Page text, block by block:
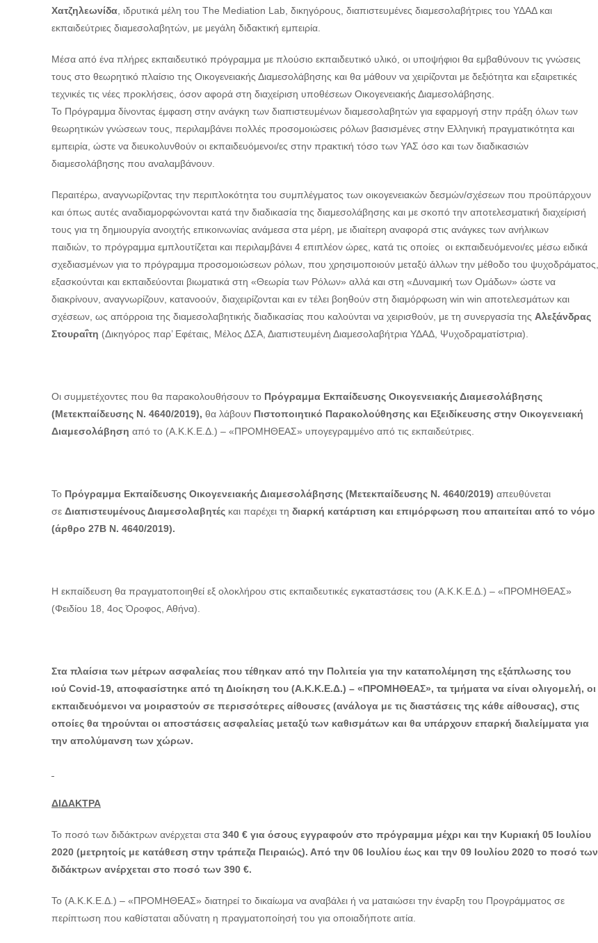
Χατζηλεωνίδα , ιδρυτικά μέλη του The Mediation Lab , δικηγόρους, διαπιστευμένες διαμεσολαβήτριες του ΥΔΑΔ και
εκπαιδεύτριες διαμεσολαβητών, με μεγάλη διδακτική εμπειρία.
Μέσα από ένα πλήρες εκπαιδευτικό πρόγραμμα με πλούσιο εκπαιδευτικό υλικό, οι υποψήφιοι θα εμβαθύνουν τις γνώσεις
τους στο θεωρητικό πλαίσιο της Οικογενειακής Διαμεσολάβησης και θα μάθουν να χειρίζονται με δεξιότητα και εξαιρετικές
τεχνικές τις νέες προκλήσεις, όσον αφορά στη διαχείριση υποθέσεων Οικογενειακής Διαμεσολάβησης.
Το Πρόγραμμα δίνοντας έμφαση στην ανάγκη των διαπιστευμένων διαμεσολαβητών για εφαρμογή στην πράξη όλων των
θεωρητικών γνώσεων τους, περιλαμβάνει πολλές προσομοιώσεις ρόλων βασισμένες στην Ελληνική πραγματικότητα και
εμπειρία, ώστε να διευκολυνθούν οι εκπαιδευόμενοι/ες στην πρακτική τόσο των ΥΑΣ όσο και των διαδικασιών
διαμεσολάβησης που αναλαμβάνουν.
Περαιτέρω, αναγνωρίζοντας την περιπλοκότητα του συμπλέγματος των οικογενειακών δεσμών/σχέσεων που προϋπάρχουν
και όπως αυτές αναδιαμορφώνονται κατά την διαδικασία της διαμεσολάβησης και με σκοπό την αποτελεσματική διαχείρισή
τους για τη δημιουργία ανοιχτής επικοινωνίας ανάμεσα στα μέρη, με ιδιαίτερη αναφορά στις ανάγκες των ανήλικων
παιδιών το πρόγραμμα εμπλουτίζεται και περιλαμβάνει 4 επιπλέον ώρες, κατά τις οποίες οι εκπαιδευόμενοι/ες μέσω ειδικά
σχεδιασμένων για το πρόγραμμα προσομοιώσεων ρόλων, που χρησιμοποιούν μεταξύ άλλων την μέθοδο του ψυχοδράματος,
εξασκούνται και εκπαιδεύονται βιωματικά στη «Θεωρία των Ρόλων» αλλά και στη «Δυναμική των Ομάδων» ώστε να
διακρίνουν, αναγνωρίζουν, κατανοούν, διαχειρίζονται και εν τέλει βοηθούν στη διαμόρφωση win win αποτελεσμάτων και
σχέσεων, ως απόρροια της διαμεσολαβητικής διαδικασίας που καλούνται να χειρισθούν, με τη συνεργασία της Αλεξάνδρας
Στουραΐτη (Δικηγόρος παρ’ Εφέταις, Μέλος ΔΣΑ, Διαπιστευμένη Διαμεσολαβήτρια ΥΔΑΔ, Ψυχοδραματίστρια).
Οι συμμετέχοντες που θα παρακολουθήσουν το Πρόγραμμα Εκπαίδευσης Οικογενειακής Διαμεσολάβησης
(Μετεκπαίδευσης Ν. 4640/2019), θα λάβουν Πιστοποιητικό Παρακολούθησης και Εξειδίκευσης στην Οικογενειακή
Διαμεσολάβηση από το (Α.Κ.Κ.Ε.Δ.) – «ΠΡΟΜΗΘΕΑΣ» υπογεγραμμένο από τις εκπαιδεύτριες.
Το Πρόγραμμα Εκπαίδευσης Οικογενειακής Διαμεσολάβησης (Μετεκπαίδευσης Ν. 4640/2019) απευθύνεται
σε Διαπιστευμένους Διαμεσολαβητές και παρέχει τη διαρκή κατάρτιση και επιμόρφωση που απαιτείται από το νόμο
(άρθρο 27Β Ν. 4640/2019).
Η εκπαίδευση θα πραγματοποιηθεί εξ ολοκλήρου στις εκπαιδευτικές εγκαταστάσεις του (Α.Κ.Κ.Ε.Δ.) – «ΠΡΟΜΗΘΕΑΣ»
(Φειδίου 18, 4ος Όροφος, Αθήνα).
Στα πλαίσια των μέτρων ασφαλείας που τέθηκαν από την Πολιτεία για την καταπολέμηση της εξάπλωσης του
ιού Covid-19, αποφασίστηκε από τη Διοίκηση του (Α.Κ.Κ.Ε.Δ.) – «ΠΡΟΜΗΘΕΑΣ», τα τμήματα να είναι ολιγομελή, οι
εκπαιδευόμενοι να μοιραστούν σε περισσότερες αίθουσες (ανάλογα με τις διαστάσεις της κάθε αίθουσας), στις
οποίες θα τηρούνται οι αποστάσεις ασφαλείας μεταξύ των καθισμάτων και θα υπάρχουν επαρκή διαλείμματα για
την απολύμανση των χώρων.
ΔΙΔΑΚΤΡΑ
Το ποσό των διδάκτρων ανέρχεται στα 340 € για όσους εγγραφούν στο πρόγραμμα μέχρι και την Κυριακή 05 Ιουλίου
2020 (μετρητοίς με κατάθεση στην τράπεζα Πειραιώς). Από την 06 Ιουλίου έως και την 09 Ιουλίου 2020 το ποσό των
διδάκτρων ανέρχεται στο ποσό των 390 €.
Το (Α.Κ.Κ.Ε.Δ.) – «ΠΡΟΜΗΘΕΑΣ» διατηρεί το δικαίωμα να αναβάλει ή να ματαιώσει την έναρξη του Προγράμματος σε
περίπτωση που καθίσταται αδύνατη η πραγματοποίησή του για οποιαδήποτε αιτία.